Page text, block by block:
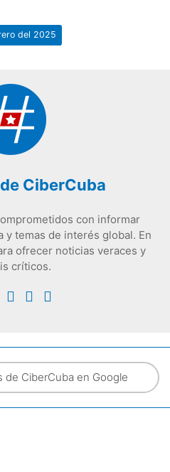
del 2025
CiberCuba
con informar
y temas de interés global. En
ofrecer noticias veraces y
críticos.
de CiberCuba en Google